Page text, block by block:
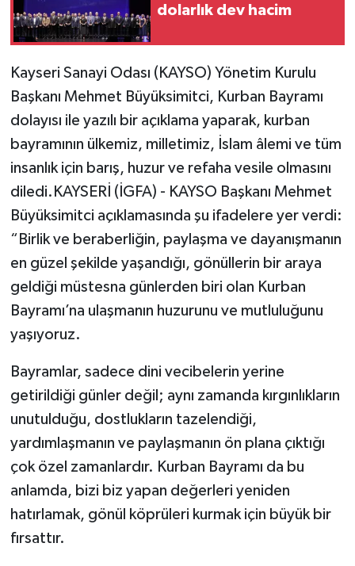
dolarlık dev hacim
Kayseri Sanayi Odası (KAYSO) Yönetim Kurulu
Başkanı Mehmet Büyüksimitci, Kurban Bayramı
dolayısı ile yazılı bir açıklama yaparak, kurban
bayramının ülkemiz, milletimiz, İslam âlemi ve tüm
insanlık için barış, huzur ve refaha vesile olmasını
diledi.KAYSERİ (İGFA) - KAYSO Başkanı Mehmet
Büyüksimitci açıklamasında şu ifadelere yer verdi:
“Birlik ve beraberliğin, paylaşma ve dayanışmanın
en güzel şekilde yaşandığı, gönüllerin bir araya
geldiği müstesna günlerden biri olan Kurban
Bayramı’na ulaşmanın huzurunu ve mutluluğunu
yaşıyoruz.
Bayramlar, sadece dini vecibelerin yerine
getirildiği günler değil; aynı zamanda kırgınlıkların
unutulduğu, dostlukların tazelendiği,
yardımlaşmanın ve paylaşmanın ön plana çıktığı
çok özel zamanlardır. Kurban Bayramı da bu
anlamda, bizi biz yapan değerleri yeniden
hatırlamak, gönül köprüleri kurmak için büyük bir
fırsattır.